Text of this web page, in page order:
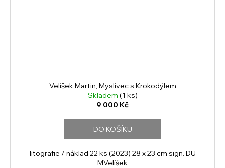
Velíšek Martin, Myslivec s Krokodýlem
Skladem (1 ks)
9 000 Kč
DO KOŠÍKU
litografie / náklad 22 ks (2023) 28 x 23 cm sign. DU
MVelíšek